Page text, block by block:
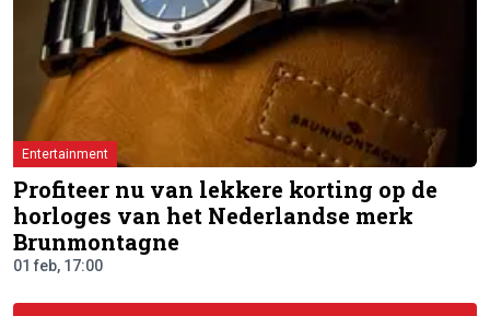
Entertainment
Profiteer nu van lekkere korting op de
horloges van het Nederlandse merk
Brunmontagne
01 feb, 17:00